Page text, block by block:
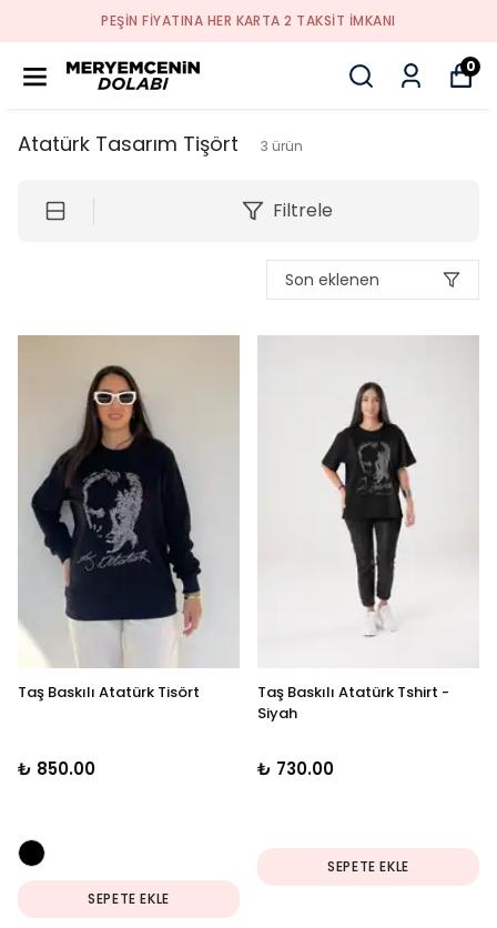
PEŞİN FİYATINA HER KARTA 2 TAKSİT İMKANI
0
Atatürk Tasarım Tişört 3 ürün
Filtrele
Son eklenen
Taş Baskılı Atatürk Tisört
₺ 850.00
SEPETE EKLE
Taş Baskılı Atatürk Tshirt -
Siyah
₺ 730.00
SEPETE EKLE